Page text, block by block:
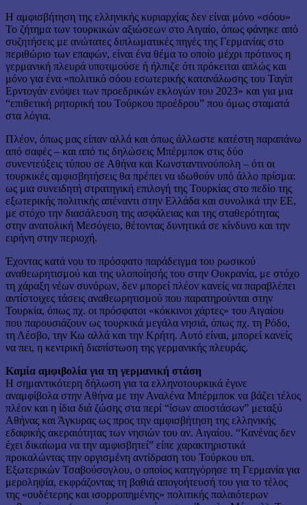
Η αμφισβήτηση της ελληνικής κυριαρχίας δεν είναι μόνο «σόου»
Το ζήτημα των τουρκικών αξιώσεων στο Αιγαίο, όπως φάνηκε από
συζητήσεις με ανώτατες διπλωματικές πηγές της Γερμανίας στο
περιθώριο των επαφών, είναι ένα θέμα το οποίο μέχρι πρότινος η
γερμανική πλευρά υποτιμούσε ή ήλπιζε ότι πρόκειται απλώς και
μόνο για ένα «πολιτικό σόου εσωτερικής κατανάλωσης του Ταγίπ
Ερντογάν ενόψει των προεδρικών εκλογών του 2023» και για μια
“επιθετική ρητορική του Τούρκου προέδρου” που όμως σταματά
στα λόγια.
Πλέον, όπως μας είπαν αλλά και όπως άλλωστε κατέστη παραπάνω
από σαφές – και από τις δηλώσεις Μπέρμποκ στις δύο
συνεντεύξεις τύπου σε Αθήνα και Κωνσταντινούπολη – ότι οι
τουρκικές αμφισβητήσεις θα πρέπει να ιδωθούν υπό άλλο πρίσμα:
ως μια συνειδητή στρατηγική επιλογή της Τουρκίας στο πεδίο της
εξωτερικής πολιτικής απέναντι στην Ελλάδα και συνολικά την ΕΕ,
με στόχο την διασάλευση της ασφάλειας και της σταθερότητας
στην ανατολική Μεσόγειο, θέτοντας δυνητικά σε κίνδυνο και την
ειρήνη στην περιοχή.
Έχοντας κατά νου το πρόσφατο παράδειγμα του ρωσικού
αναθεωρητισμού και της υλοποίησής του στην Ουκρανία, με στόχο
τη χάραξη νέων συνόρων, δεν μπορεί πλέον κανείς να παραβλέπει
αντίστοιχες τάσεις αναθεωρητισμού που παρατηρούνται στην
Τουρκία, όπως πχ. οι πρόσφατοι «κόκκινοι χάρτες» του Αιγαίου
που παρουσιάζουν ως τουρκικά μεγάλα νησιά, όπως πχ. τη Ρόδο,
τη Λέσβο, την Κω αλλά και την Κρήτη. Αυτό είναι, μπορεί κανείς
να πει, η κεντρική διαπίστωση της γερμανικής πλευράς.
Καμία αμφιβολία για τη γερμανική στάση
Η σημαντικότερη δήλωση για τα ελληνοτουρκικά έγινε
αναμφίβολα στην Αθήνα με την Αναλένα Μπέρμποκ να βάζει τέλος
πλέον και η ίδια διά ζώσης στα περί “ίσων αποστάσων” μεταξύ
Αθήνας και Άγκυρας ως προς την αμφισβήτηση της ελληνικής
εδαφικής ακεραιότητας των νησιών του αν. Αιγαίου. “Κανένας δεν
έχει δικαίωμα να την αμφισβητεί” είπε χαρακτηριστικά
προκαλώντας την οργισμένη αντίδραση του Τούρκου υπ.
Εξωτερικών Τσαβούσογλου, ο οποίος κατηγόρησε τη Γερμανία για
μεροληψία, εκφράζοντας τη βαθιά απογοήτευσή του για το τέλος
της «ουδέτερης και ισορροπημένης» πολιτικής παλαιότερων